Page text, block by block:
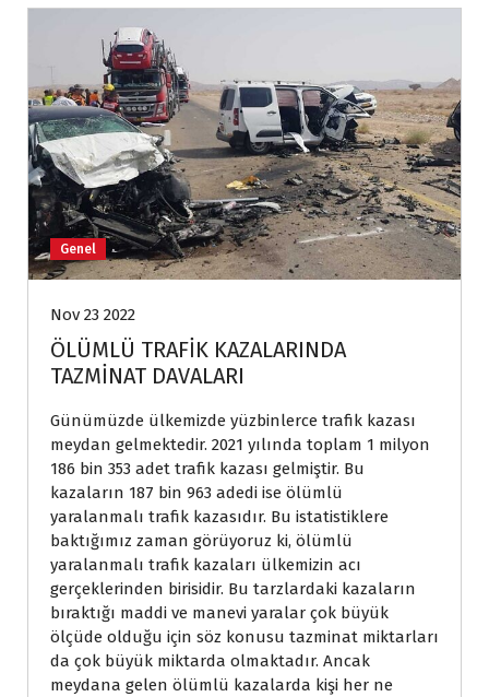
Genel
Nov 23 2022
ÖLÜMLÜ TRAFİK KAZALARINDA
TAZMİNAT DAVALARI
Günümüzde ülkemizde yüzbinlerce trafik kazası
meydan gelmektedir. 2021 yılında toplam 1 milyon
186 bin 353 adet trafik kazası gelmiştir. Bu
kazaların 187 bin 963 adedi ise ölümlü
yaralanmalı trafik kazasıdır. Bu istatistiklere
baktığımız zaman görüyoruz ki, ölümlü
yaralanmalı trafik kazaları ülkemizin acı
gerçeklerinden birisidir. Bu tarzlardaki kazaların
bıraktığı maddi ve manevi yaralar çok büyük
ölçüde olduğu için söz konusu tazminat miktarları
da çok büyük miktarda olmaktadır. Ancak
meydana gelen ölümlü kazalarda kişi her ne